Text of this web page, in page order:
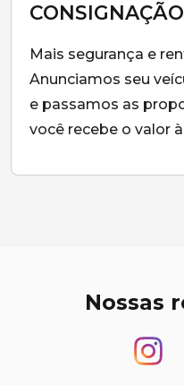
CONSIGNAÇÃO
Mais segurança e
Anunciamos seu
e passamos as
você recebe o valor
Nossas